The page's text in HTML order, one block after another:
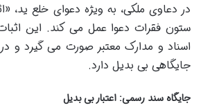
در دعاوی ملکی، به ویژه دعوای خلع ید،
ستون فقرات دعوا عمل می کند. این
اسناد و مدارک معتبر صورت می گیرد و
جایگاهی بی بدیل دارد.
جایگاه سند رسمی: اعتبار بی بدیل